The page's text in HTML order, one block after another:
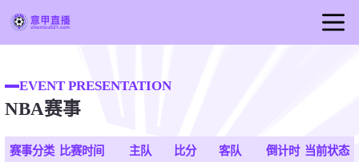
意甲直播
足球直播
篮球直播
EVENT PRESENTATION
NBA赛事
赛事分类 比赛时间 主队 比分 客队 倒计时 当前状态